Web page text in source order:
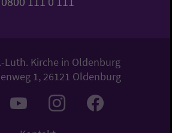
Luth. Kirche in Oldenburg
1, 26121 Oldenburg